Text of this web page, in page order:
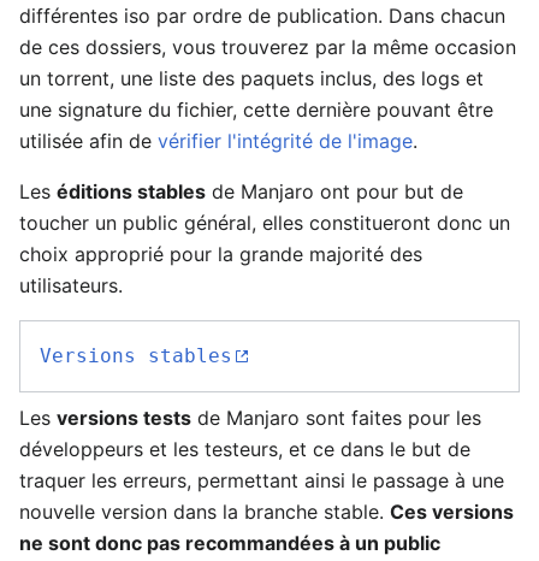
différentes iso par ordre de publication. Dans chacun
de ces dossiers, vous trouverez par la même occasion
un torrent, une liste des paquets inclus, des logs et
une signature du fichier, cette dernière pouvant être
utilisée afin de vérifier l'intégrité de l'image.
Les éditions stables de Manjaro ont pour but de
toucher un public général, elles constitueront donc un
choix approprié pour la grande majorité des
utilisateurs.
Versions stables
Les versions tests de Manjaro sont faites pour les
développeurs et les testeurs, et ce dans le but de
traquer les erreurs, permettant ainsi le passage à une
nouvelle version dans la branche stable. Ces versions
ne sont donc pas recommandées à un public